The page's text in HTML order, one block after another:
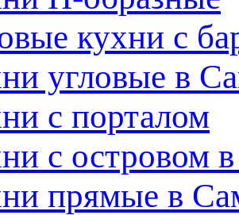
кухни с
угловые в
с порталом
с островом
прямые в